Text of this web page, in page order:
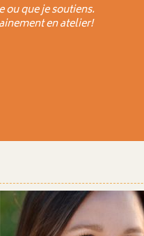
ou que je soutiens.
en atelier!